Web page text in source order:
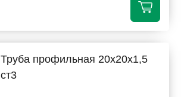
Труба профильная 20х20х1,5
ст3